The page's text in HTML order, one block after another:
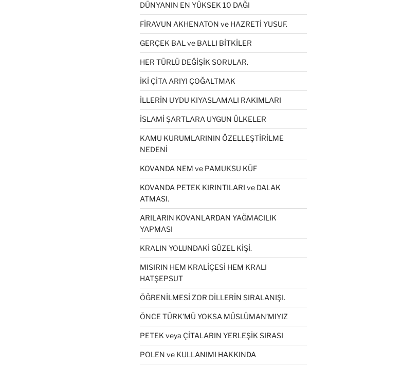
DÜNYANIN EN YÜKSEK 10 DAĞI
FİRAVUN AKHENATON ve HAZRETİ YUSUF.
GERÇEK BAL ve BALLI BİTKİLER
HER TÜRLÜ DEĞİŞİK SORULAR.
İKİ ÇİTA ARIYI ÇOĞALTMAK
İLLERİN UYDU KIYASLAMALI RAKIMLARI
İSLAMİ ŞARTLARA UYGUN ÜLKELER
KAMU KURUMLARININ ÖZELLEŞTİRİLME
NEDENİ
KOVANDA NEM ve PAMUKSU KÜF
KOVANDA PETEK KIRINTILARI ve DALAK
ATMASI.
ARILARIN KOVANLARDAN YAĞMACILIK
YAPMASI
KRALIN YOLUNDAKİ GÜZEL KİŞİ.
MISIRIN HEM KRALİÇESİ HEM KRALI
HATŞEPSUT
ÖĞRENİLMESİ ZOR DİLLERİN SIRALANIŞI.
ÖNCE TÜRK’MÜ YOKSA MÜSLÜMAN’MIYIZ
PETEK veya ÇİTALARIN YERLEŞİK SIRASI
POLEN ve KULLANIMI HAKKINDA